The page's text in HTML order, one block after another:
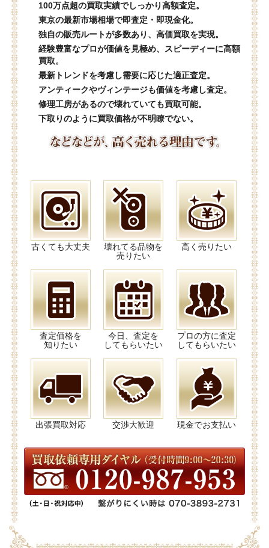
100万点超の買取実績でしっかり高額査定。
東京の最新市場相場で即査定・即現金化。
独自の販売ルートが多数あり、高価買取を実現。
経験豊富なプロが価値を見極め、スピーディーに高額
買取。
最新トレンドを考慮し需要に応じた適正査定。
アンティークやヴィンテージも価値を考慮し査定。
修理工房があるので壊れていても買取可能。
下取りのように買取価格が不明瞭でない。
古くても大丈夫
壊れてる品物を
売りたい
高く売りたい
査定価格を
知りたい
今日、査定を
してもらいたい
プロの方に査定
してもらいたい
出張買取対応 交渉大歓迎 現金でお支払い